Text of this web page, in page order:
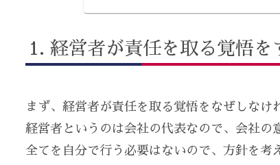
経営者が責任を取る覚悟を
まず、経営者が責任を取る覚悟をなぜしなけ
経営者というのは会社の代表なので、会社の
全てを自分で行う必要はないので、方針を